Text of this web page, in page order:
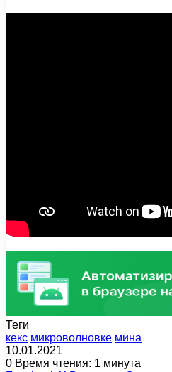
Теги
кекс микроволновке мина
10.01.2021
0 Время чтения: 1 минута